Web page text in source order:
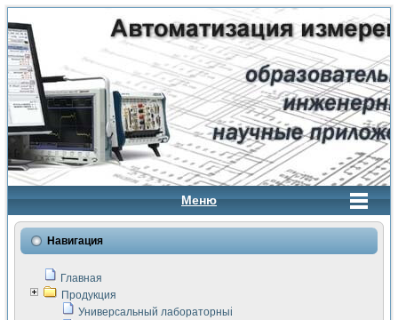
Меню
Навигация
Главная
Продукция
Универсальный лабораторный стенд "Сигнал-USB"